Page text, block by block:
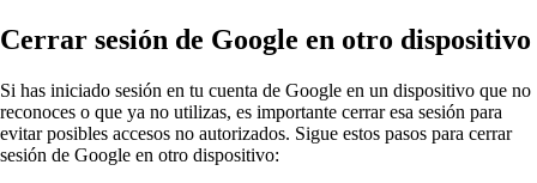
Cerrar sesión de Google en otro dispositivo
Si has iniciado sesión en tu cuenta de Google en un dispositivo que no
reconoces o que ya no utilizas, es importante cerrar esa sesión para
evitar posibles accesos no autorizados. Sigue estos pasos para cerrar
sesión de Google en otro dispositivo: